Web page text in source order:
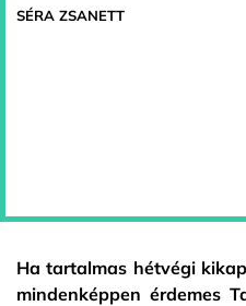
SÉRA ZSANETT
Ha tartalmas hétvégi
mindenképpen érdemes